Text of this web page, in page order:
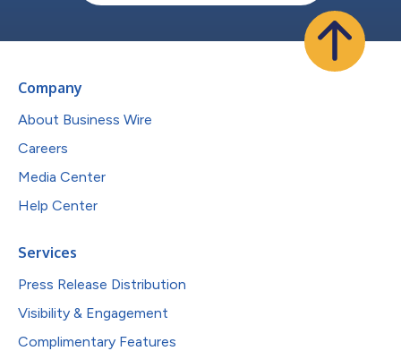
Company
About Business Wire
Careers
Media Center
Help Center
Services
Press Release Distribution
Visibility & Engagement
Complimentary Features